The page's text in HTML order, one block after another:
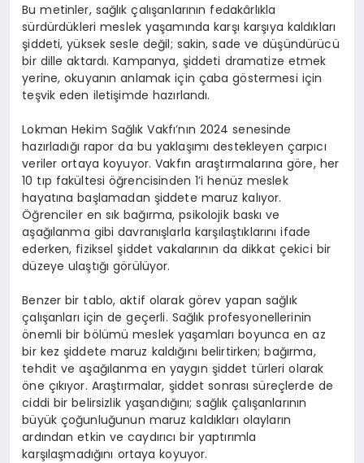
Bu metinler, sağlık çalışanlarının fedakârlıkla
sürdürdükleri meslek yaşamında karşı karşıya kaldıkları
şiddeti, yüksek sesle değil; sakin, sade ve düşündürücü
bir dille aktardı. Kampanya, şiddeti dramatize etmek
yerine, okuyanınanlamak için çaba göstermesi için
teşvik eden iletişimde hazırlandı.
Lokman Hekim Sağlık Vakfı’nın 2024 senesinde
hazırladığı rapor da bu yaklaşımı destekleyen çarpıcı
veriler ortaya koyuyor. Vakfın araştırmalarına göre, her
10 tıp fakültesi öğrencisinden 1’i henüz meslek
hayatına başlamadan şiddete maruz kalıyor.
Öğrenciler en sık bağırma, psikolojik baskı ve
aşağılanma gibi davranışlarla karşılaştıklarını ifade
ederken, fiziksel şiddet vakalarının da dikkat çekici bir
düzeye ulaştığı görülüyor.
Benzer bir tablo, aktif olarak görev yapan sağlık
çalışanları için de geçerli. Sağlık profesyonellerinin
önemli bir bölümümeslek yaşamları boyunca en az
bir kez şiddete maruz kaldığını belirtirken; bağırma,
tehdit ve aşağılanma en yaygın şiddet türleri olarak
öne çıkıyor. Araştırmalar, şiddet sonrası süreçlerde de
ciddi bir belirsizlik yaşandığını; sağlık çalışanlarının
büyük çoğunluğunun maruz kaldıkları olayların
ardından etkin ve caydırıcı bir yaptırımla
karşılaşmadığını ortaya koyuyor.